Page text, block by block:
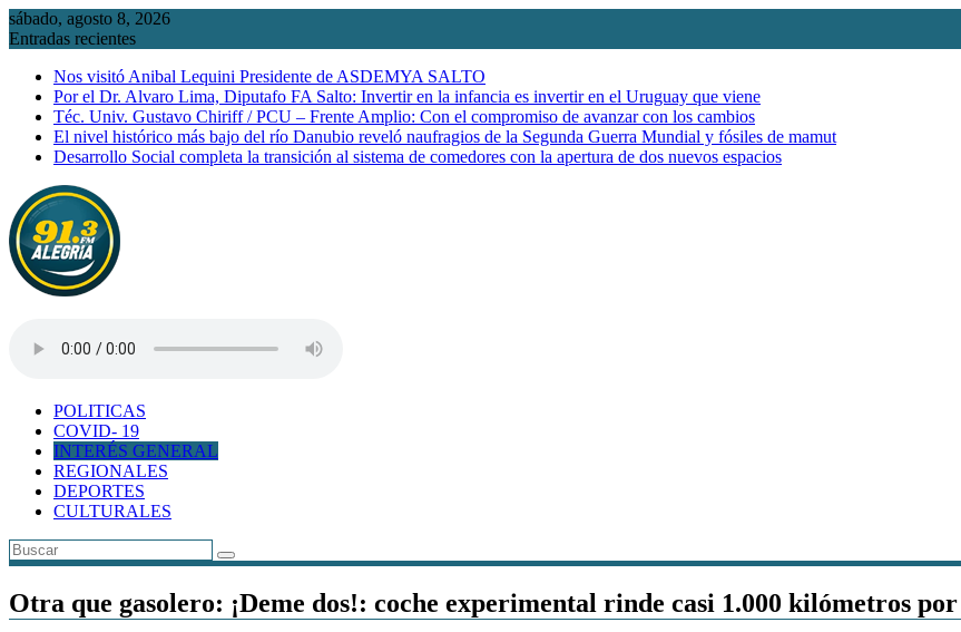
Saltar
al
sábado, agosto 8, 2026
Entradas recientes
Nos visitó Anibal Lequini Presidente de ASDEMYA SALTO
Por el Dr. Alvaro Lima, Diputafo FA Salto: Invertir en la infancia es invertir en el Uruguay que viene
Téc. Univ. Gustavo Chiriff / PCU – Frente Amplio: Con el compromiso de avanzar con los cambios
El nivel histórico más bajo del río Danubio reveló naufragios de la Segunda Guerra Mundial y fósiles de mamut
Desarrollo Social completa la transición al sistema de comedores con la apertura de dos nuevos espacios
POLITICAS
COVID- 19
INTERÉS GENERAL
REGIONALES
DEPORTES
CULTURALES
Otra que gasolero: ¡Deme dos!: coche experimental rinde casi 1.000 kilómetros